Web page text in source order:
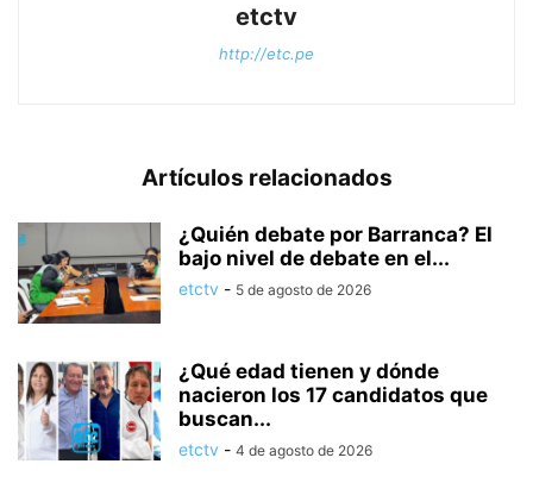
etctv
http://etc.pe
Artículos relacionados
¿Quién debate por Barranca? El
bajo nivel de debate en el...
etctv - 5 de agosto de 2026
¿Qué edad tienen y dónde
nacieron los 17 candidatos que
buscan...
etctv - 4 de agosto de 2026